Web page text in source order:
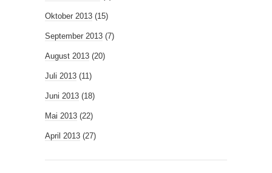
Oktober 2013 (15)
September 2013 (7)
August 2013 (20)
Juli 2013 (11)
Juni 2013 (18)
Mai 2013 (22)
April 2013 (27)